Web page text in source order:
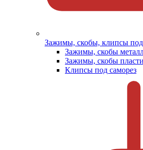
Зажимы, скобы, клипсы под
Зажимы, скобы
Зажимы, скобы
Клипсы под саморез